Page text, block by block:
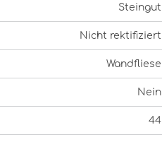
Steingut
Nicht rektifiziert
Wandfliese
Nein
44